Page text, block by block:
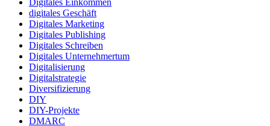
Digitales Einkommen
digitales Geschäft
Digitales Marketing
Digitales Publishing
Digitales Schreiben
Digitales Unternehmertum
Digitalisierung
Digitalstrategie
Diversifizierung
DIY
DIY-Projekte
DMARC